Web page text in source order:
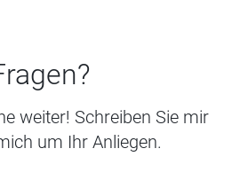
weiter! Schreiben Sie mir
um Ihr Anliegen.